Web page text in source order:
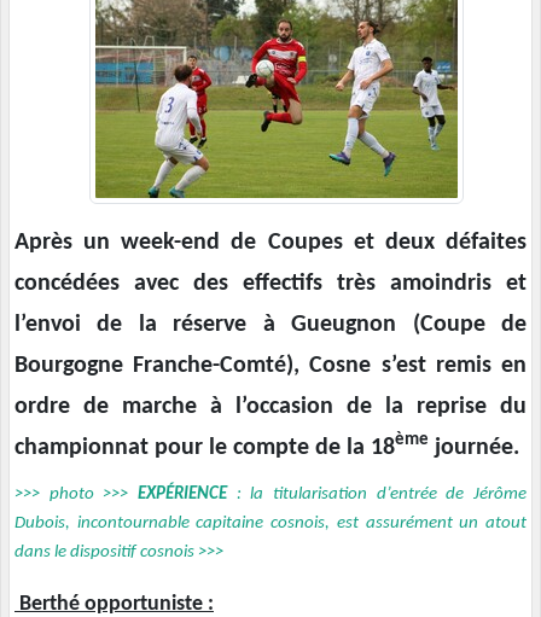
Après un week-end de Coupes et deux défaites
concédées avec des effectifs très amoindris et
l’envoi de la réserve à Gueugnon (Coupe de
Bourgogne Franche-Comté), Cosne s’est remis en
ordre de marche à l’occasion de la reprise du
championnat pour le compte de la 18ème journée.
>>> photo >>> EXPÉRIENCE : la titularisation d’entrée de Jérôme
Dubois, incontournable capitaine cosnois, est assurément un atout
dans le dispositif cosnois >>>
Berthé opportuniste :